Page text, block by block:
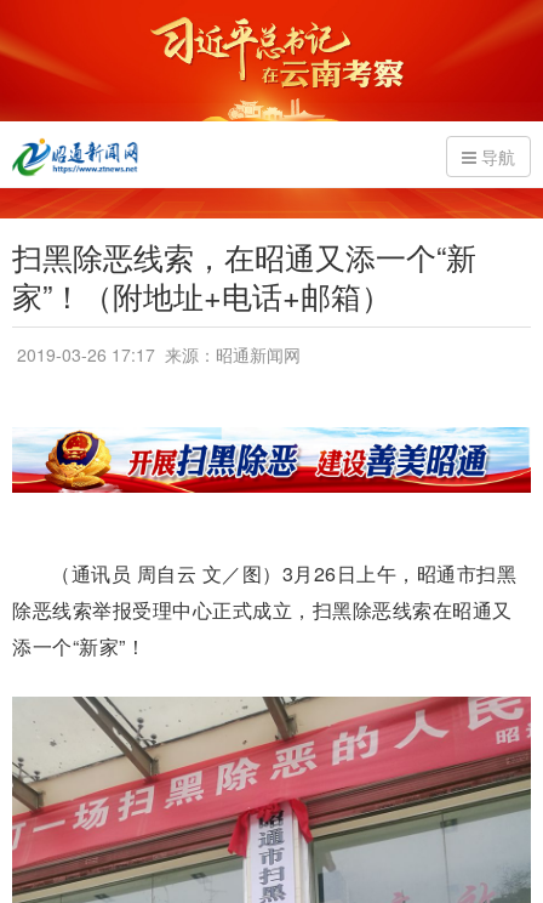
导航
扫黑除恶线索，在昭通又添一个“新
家”！（附地址+电话+邮箱）
2019-03-26 17:17 来源：昭通新闻网
（通讯员 周自云 文／图）3月26日上午，昭通市扫黑
除恶线索举报受理中心正式成立，扫黑除恶线索在昭通又
添一个“新家”！